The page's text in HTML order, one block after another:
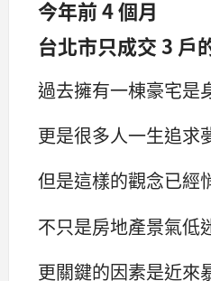
今年前 4 個月
台北市只成交 3 戶
過去擁有一棟豪宅是
更是很多人一生追求
但是這樣的觀念已經
不只是房地產景氣低
更關鍵的因素是近來